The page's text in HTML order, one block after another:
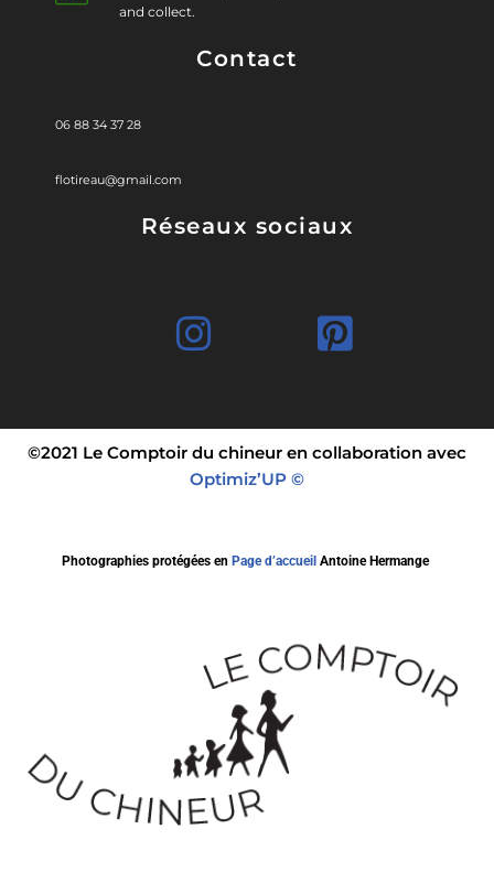
and collect.
Contact
06 88 34 37 28
flotireau@gmail.com
Réseaux sociaux
©2021 Le Comptoir du chineur en collaboration avec
Optimiz’UP ©
Photographies protégées en Page d’accueil Antoine Hermange